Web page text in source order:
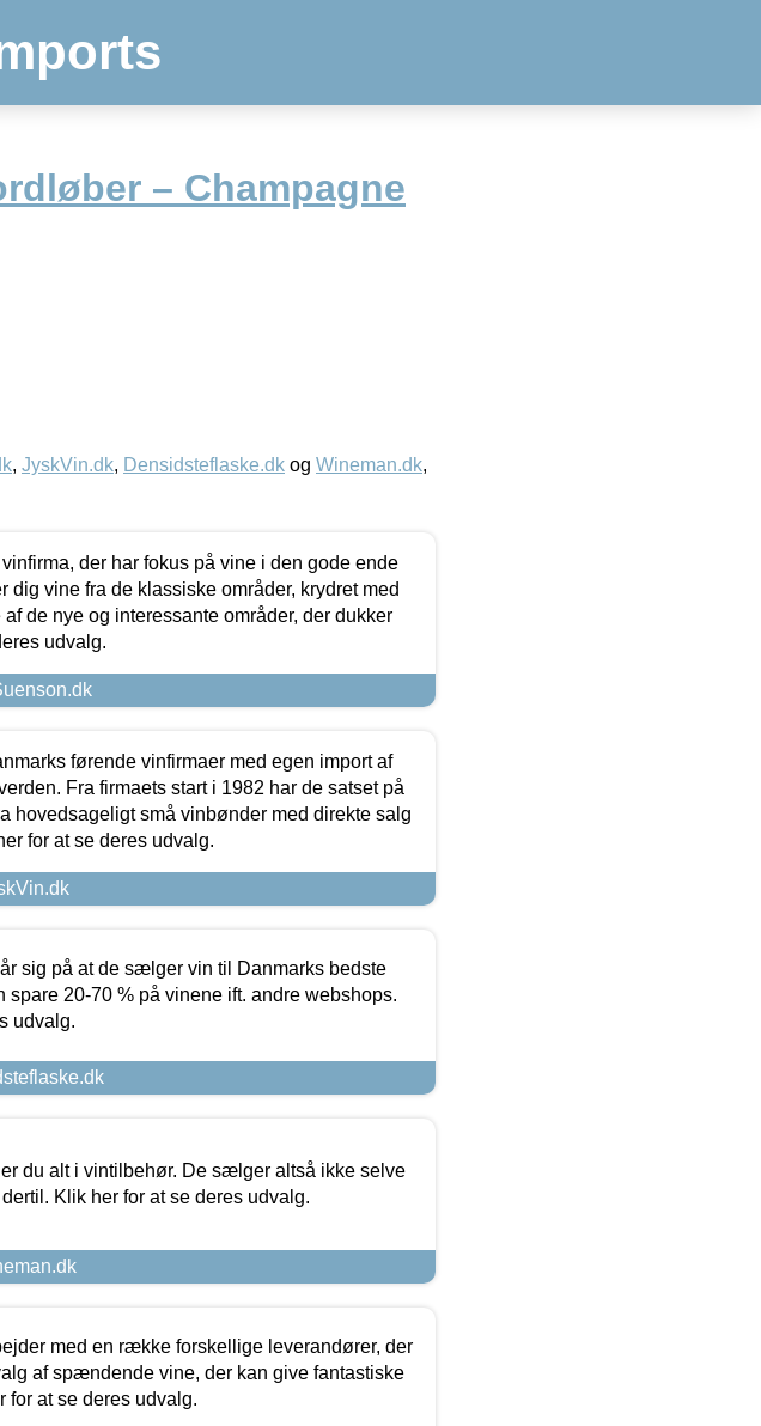
– Champagne
, JyskVin.dk, Densidsteflaske.dk og Wineman.dk,
der har fokus på vine i den gode ende
dig vine fra de klassiske områder, krydret med
de nye og interessante områder, der dukker
udvalg.
førende vinfirmaer med egen import af
Fra firmaets start i 1982 har de satset på
hovedsageligt små vinbønder med direkte salg
for at se deres udvalg.
sig på at de sælger vin til Danmarks bedste
spare 20-70 % på vinene ift. andre webshops.
udvalg.
du alt i vintilbehør. De sælger altså ikke selve
Klik her for at se deres udvalg.
med en række forskellige leverandører, der
af spændende vine, der kan give fantastiske
for at se deres udvalg.